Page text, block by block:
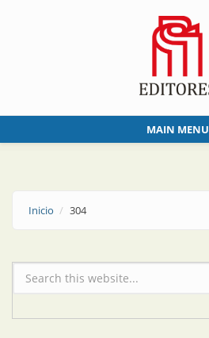
MAIN MENU
Inicio 304
Formulario de búsqueda